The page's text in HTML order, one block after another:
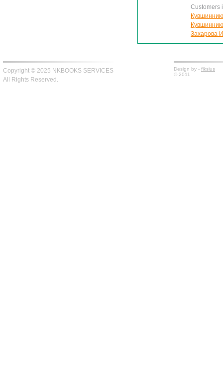
Customers
Захарова
Copyright © 2025 NKBOOKS SERVICES
All Rights Reserved.
Design by - fiksius
© 2011